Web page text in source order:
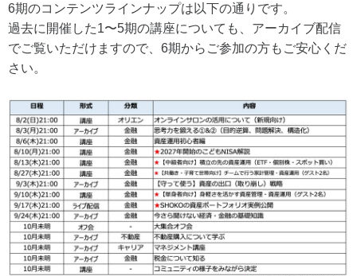
6期のコンテンツラインナップは以下の通りです。
過去に開催した1〜5期の講座についても、アーカイブ配信
でご覧いただけますので、6期からご参加の方もご安心くだ
さい。